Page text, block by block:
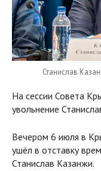
Станислав
На сессии Совета
увольнение
Вечером 6 июля в
ушёл в отставку
Станислав Казанжи.